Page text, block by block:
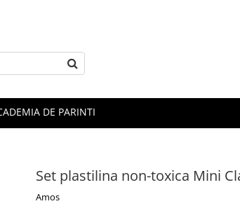
DE PARINTI
Set plastilina non-toxica Mini
Amos